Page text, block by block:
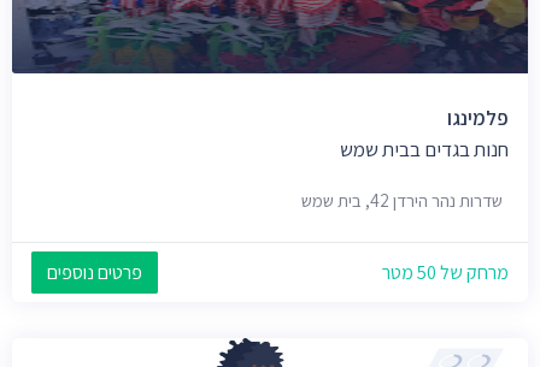
פלמינגו
חנות בגדים בבית שמש
שדרות נהר הירדן 42, בית שמש
מרחק של 50 מטר פרטים נוספים